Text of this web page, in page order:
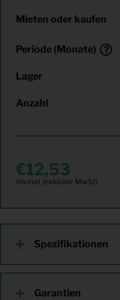
Mieten oder kaufen
Periode (Monate)
Lager
Anzahl
12,53
Spezifikationen
Garantien